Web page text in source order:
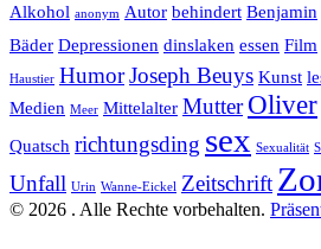
Alkohol anonym Autor behindert Benjamin
Bäder Depressionen dinslaken essen Film
Haustier HumorJoseph Beuys Kunst
Medien Meer Mittelalter Mutter Oliver
Quatsch richtungsding sex Sexualität
Unfall Urin Wanne-Eickel Zeitschrift
© 2026 . Alle Rechte vorbehalten.